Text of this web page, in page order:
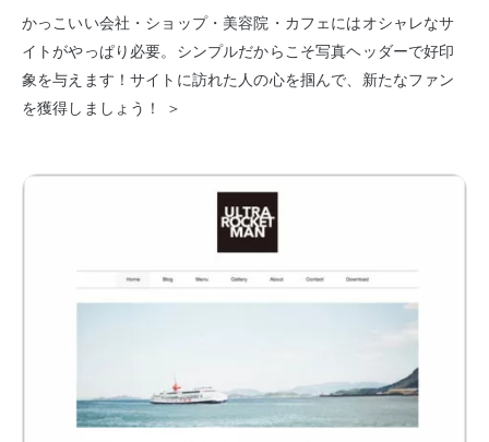
かっこいい会社・ショップ・美容院・カフェにはオシャレなサ
イトがやっぱり必要。シンプルだからこそ写真ヘッダーで好印
象を与えます！サイトに訪れた人の心を掴んで、新たなファン
を獲得しましょう！ ＞